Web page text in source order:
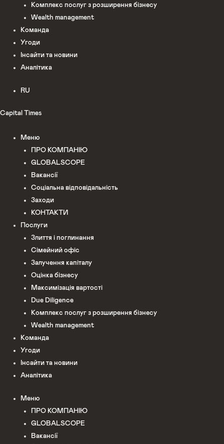
Комплекс послуг з розширення бізнесу
Wealth management
Команда
Угоди
Інсайти та новини
Аналітика
RU
Capital Times
Меню
ПРО КОМПАНІЮ
GLOBALSCOPE
Вакансії
Соціальна відповідальність
Заходи
КОНТАКТИ
Послуги
Злиття і поглинання
Сімейний офіс
Залучення капіталу
Оцінка бізнесу
Максимізація вартості
Due Diligence
Комплекс послуг з розширення бізнесу
Wealth management
Команда
Угоди
Інсайти та новини
Аналітика
Меню
ПРО КОМПАНІЮ
GLOBALSCOPE
Вакансії